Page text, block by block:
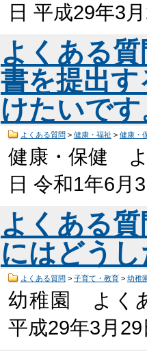
日 平成29年3
よくある
書を提出
けたいで
よくある質問 > 健康・福祉 > 健康・
健康・保健
日 令和1年6
よくある
にはどう
よくある質問 > 子育て・教育> 幼稚
幼稚園 よく
平成29年3月